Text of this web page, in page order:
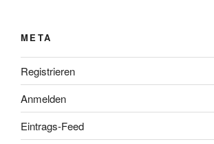
META
Registrieren
Anmelden
Eintrags-Feed